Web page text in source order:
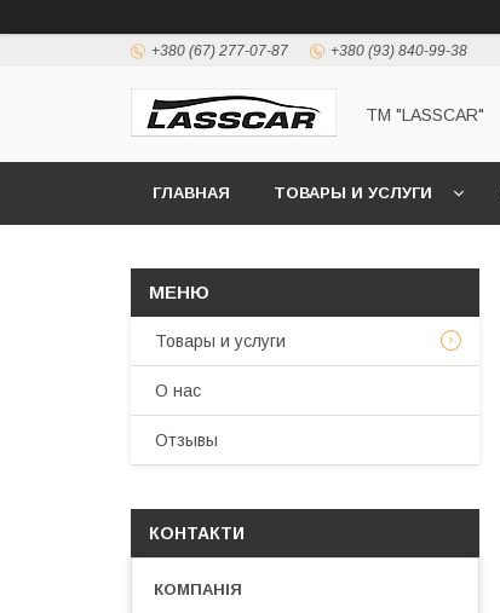
+380 (67) 277-07-87 +380 (93) 840-99-38
ТМ "LASSCAR"
ГЛАВНАЯ ТОВАРЫ И УСЛУГИ
Товары и услуги
О нас
Отзывы
КОНТАКТИ